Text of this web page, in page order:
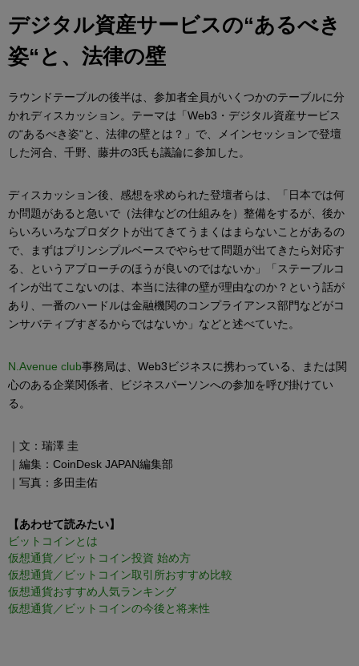
デジタル資産サービスの“あるべき
姿“と、法律の壁
ラウンドテーブルの後半は、参加者全員がいくつかのテーブルに分
かれディスカッション。テーマは「Web3・デジタル資産サービス
の“あるべき姿“と、法律の壁とは？」で、メインセッションで登壇
した河合、千野、藤井の3氏も議論に参加した。
ディスカッション後、感想を求められた登壇者らは、「日本では何
か問題があると急いで（法律などの仕組みを）整備をするが、後か
らいろいろなプロダクトが出てきてうまくはまらないことがあるの
で、まずはプリンシプルベースでやらせて問題が出てきたら対応す
る、というアプローチのほうが良いのではないか」「ステーブルコ
インが出てこないのは、本当に法律の壁が理由なのか？という話が
あり、一番のハードルは金融機関のコンプライアンス部門などがコ
ンサバティブすぎるからではないか」などと述べていた。
N.Avenue club事務局は、Web3ビジネスに携わっている、または関
心のある企業関係者、ビジネスパーソンへの参加を呼び掛けてい
る。
｜文：瑞澤 圭
｜編集：CoinDesk JAPAN編集部
｜写真：多田圭佑
【あわせて読みたい】
ビットコインとは
仮想通貨／ビットコイン投資 始め方
仮想通貨／ビットコイン取引所おすすめ比較
仮想通貨おすすめ人気ランキング
仮想通貨／ビットコインの今後と将来性